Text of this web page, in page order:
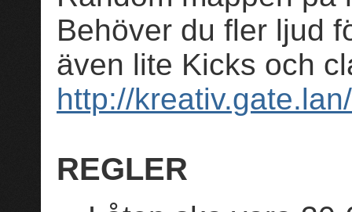
Behöver du fler ljud
även lite Kicks och
http://
REGLER